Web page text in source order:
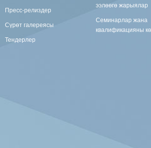
Пресс-релиздер
Сүрөт галереясы
Тендерлер
ээлөөгө жарыялар
Семинарлар жана
квалификацияны